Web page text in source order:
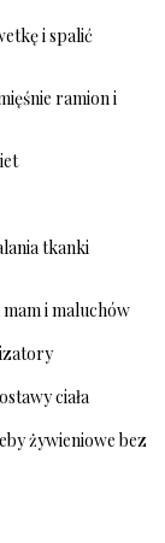
i spalić
ramion i
tkanki
i maluchów
ciała
żywieniowe bez